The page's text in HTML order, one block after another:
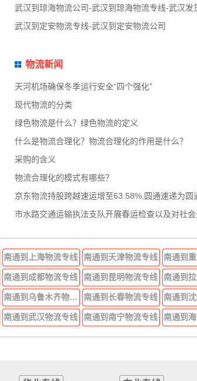
武汉到琼海物流公司-武汉到琼海物流专线-武汉发
武汉到定安物流专线-武汉到定安物流公司
物流新闻
天河机场确保冬季运行安全“四个强化”
现代物流的分类
绿色物流是什么？绿色物流的定义
什么是物流合理化？物流合理化的作用是什么？
采购的含义
物流合理化的模式有哪些？
京东物流持股跨越速运增至63.58%,圆通速递为
市水路交通运输执法支队开展春运检查以及对社
南通到上海物流专线 南通到天津物流专线 南通到
南通到成都物流专线 南通到昆明物流专线 南通到
南通到乌鲁木齐物流专线 南通到长春物流专线 南通到
南通到武汉物流专线 南通到南宁物流专线 南通到